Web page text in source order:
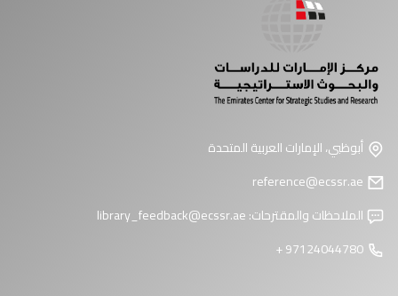
أبوظبي، الإمارات العربية المتحدة
الملاحظات والمقترحات:library_feedback@ecssr.ae